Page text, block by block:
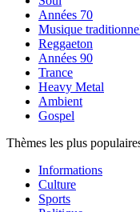
Années 70
Musique
Reggaeton
Années 90
Trance
Heavy Metal
Ambient
Gospel
Thèmes les plus
Informations
Culture
Sports